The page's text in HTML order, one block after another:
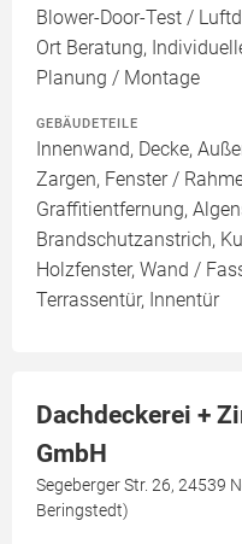
Blower-Door-Test /
Ort Beratung,
Planung / Montage
GEBÄUDETEILE
Innenwand, Decke,
Zargen, Fenster /
Graffitientfernung,
Brandschutzanstrich,
Holzfenster, Wand /
Terrassentür, Innentür
Dachdeckerei +
GmbH
Segeberger Str. 26, 24539
Beringstedt)